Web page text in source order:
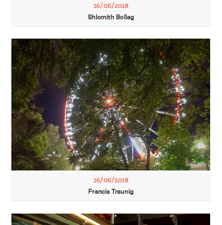
16/06/2018
Shlomith Bollag
16/06/2018
Francis Traunig